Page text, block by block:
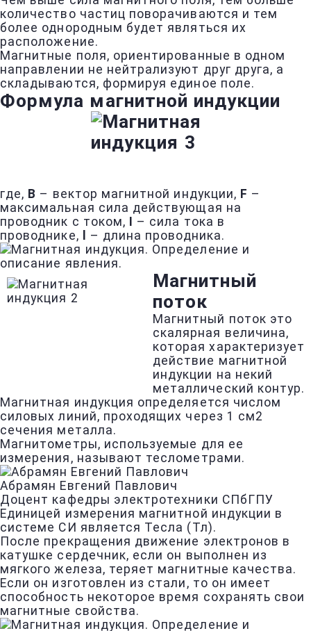
количество частиц поворачиваются и тем
более однородным будет являться их
расположение.
Магнитные поля, ориентированные в одном
направлении не нейтрализуют друг друга, а
складываются, формируя единое поле.
Формула магнитной индукции
где, В – вектор магнитной индукции, F –
максимальная сила действующая на
проводник с током,
– сила тока в
проводнике,
– длина проводника.
Магнитный
поток
Магнитный поток это
скалярная величина,
которая характеризует
действие магнитной
индукции на некий
металлический контур.
Магнитная индукция определяется числом
силовых линий, проходящих через 1 см2
сечения металла.
Магнитометры, используемые для ее
измерения, называют теслометрами.
Абрамян Евгений Павлович
Доцент кафедры электротехники СПбГПУ
Единицей измерения магнитной индукции в
системе СИ является Тесла (Тл).
После прекращения движение электронов в
катушке сердечник, если он выполнен из
мягкого железа, теряет магнитные качества.
Если он изготовлен из стали, то он имеет
способность некоторое время сохранять свои
магнитные свойства.